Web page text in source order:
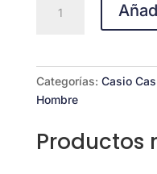
ESTANDAR
cantidad
Categorías: Casio
Hombre
Productos